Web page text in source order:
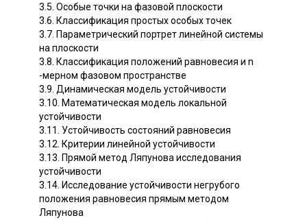
3.5. Особые точки на фазовой плоскости
3.6. Классификация простых особых точек
3.7. Параметрический портрет линейной системы
на плоскости
3.8. Классификация положений равновесия и n
-мерном фазовом пространстве
3.9. Динамическая модель устойчивости
3.10. Математическая модель локальной
устойчивости
3.11. Устойчивость состояний равновесия
3.12. Критерии линейной устойчивости
3.13. Прямой метод Ляпунова исследования
устойчивости
3.14. Исследование устойчивости негрубого
положения равновесия прямым методом
Ляпунова